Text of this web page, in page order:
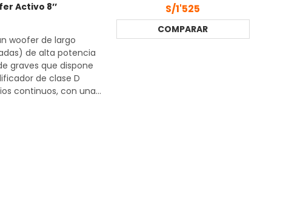
Activo 8’’
woofer de largo
de alta potencia
graves que dispone
de clase D
continuos, con una...
S/1'525
COMPARAR